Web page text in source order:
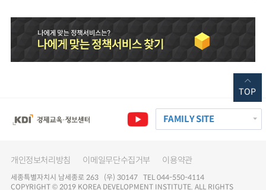
FAMILY SITE
개인정보처리방침 이메일무단수집거부 이용약관
세종특별자치시 남세종로 263 (우) 30147 TEL 044-550-4114
COPYRIGHT © 2019 KOREA DEVELOPMENT INSTITUTE. ALL RIGHTS
TOP